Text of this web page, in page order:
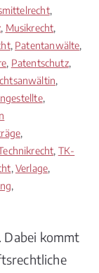
,
, Musikrecht,
, Patentanwälte,
, Patentschutz,
,
,
,
, TK-
, Verlage,
,
Dabei kommt